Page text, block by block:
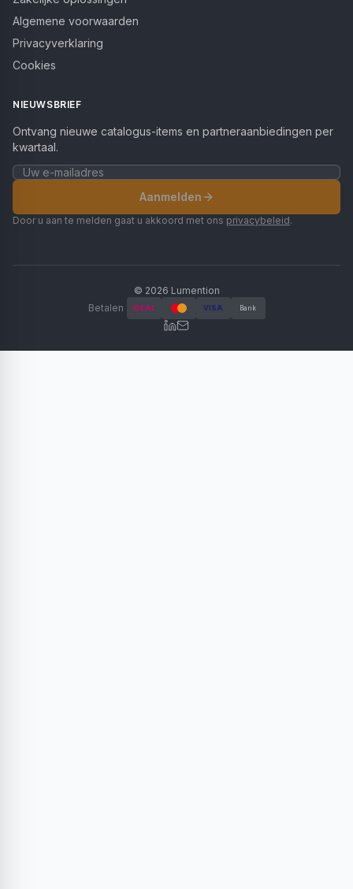
Algemene voorwaarden
Privacyverklaring
Cookies
NIEUWSBRIEF
Ontvang nieuwe catalogus-items en partneraanbiedingen per
kwartaal.
Aanmelden
Door u aan te melden gaat u akkoord met ons privacybeleid.
© 2026 Lumention
Betalen
iDEAL VISA Bank